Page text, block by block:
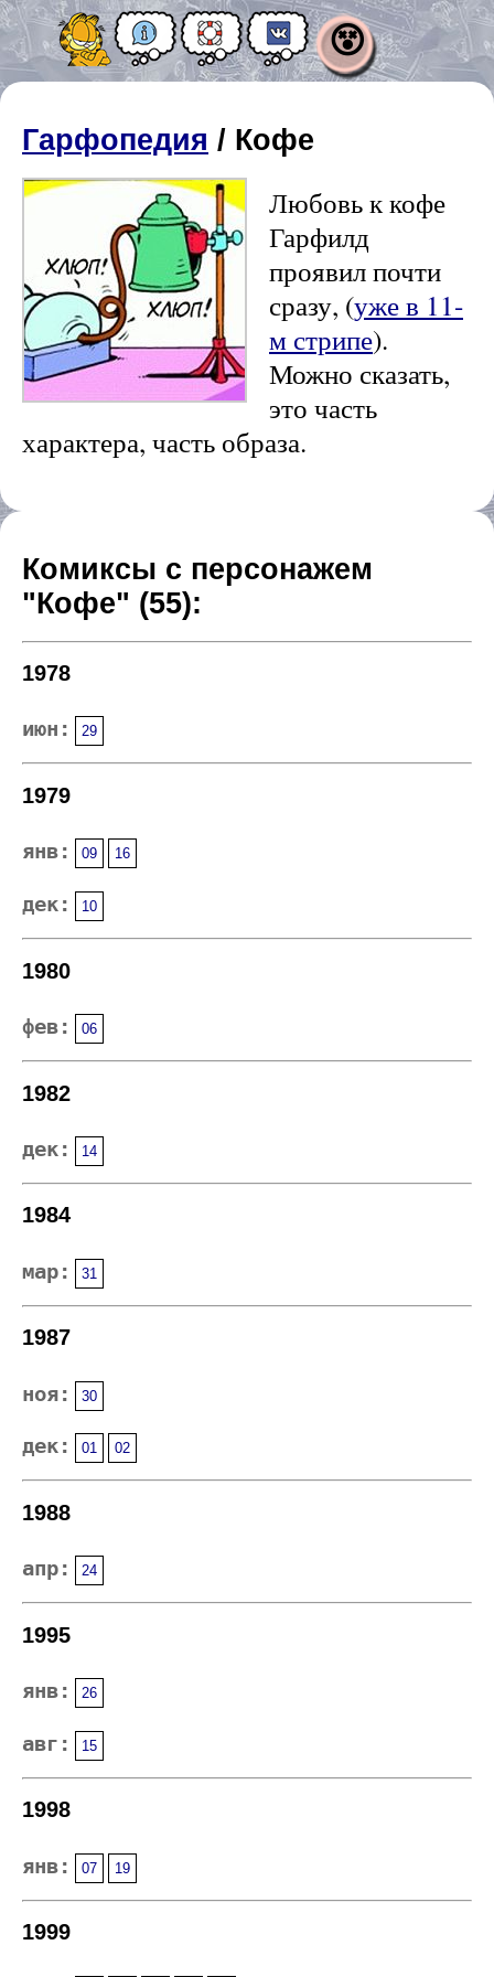
😵
Гарфопедия / Кофе
Любовь к кофе
Гарфилд
проявил почти
сразу, (уже в 11-
м стрипе).
Можно сказать,
это часть
характера, часть образа.
Комиксы с персонажем
"Кофе" (55):
1978
июн: 29
1979
янв: 09 16
дек: 10
1980
фев: 06
1982
дек: 14
1984
мар: 31
1987
ноя: 30
дек: 01 02
1988
апр: 24
1995
янв: 26
авг: 15
1998
янв: 07 19
1999